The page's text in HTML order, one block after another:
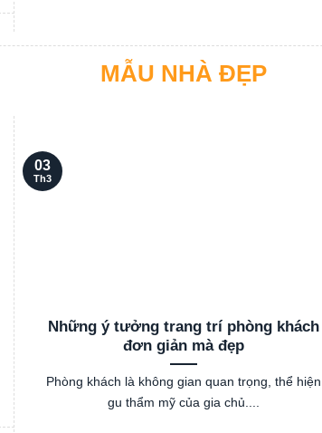
MẪU NHÀ ĐẸP
Những ý tưởng trang trí phòng khách
đơn giản mà đẹp
Phòng khách là không gian quan trọng, thể hiện
gu thẩm mỹ của gia chủ....
03
Th3